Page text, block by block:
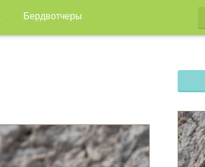
Бердвотчеры